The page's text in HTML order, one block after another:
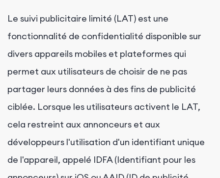
Le suivi publicitaire limité (LAT) est une
fonctionnalité de confidentialité disponible sur
divers appareils mobiles et plateformes qui
permet aux utilisateurs de choisir de ne pas
partager leurs données à des fins de publicité
ciblée. Lorsque les utilisateurs activent le LAT,
cela restreint aux annonceurs et aux
développeurs l'utilisation d'un identifiant unique
de l'appareil, appelé IDFA (Identifiant pour les